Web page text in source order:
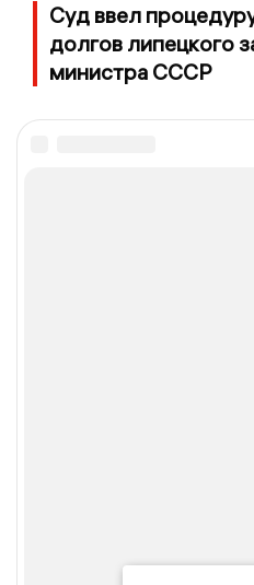
Суд ввел
долгов липецкого
министра СССР